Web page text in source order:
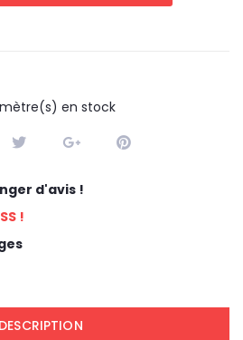
mètre(s) en stock
d'avis !
!
DESCRIPTION